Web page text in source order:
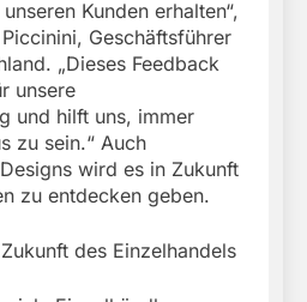
Kunden erhalten“,
Geschäftsführer
„Dieses Feedback
unsere
und hilft uns, immer
zu sein.“ Auch
wird es in Zukunft
zu entdecken geben.
des Einzelhandels